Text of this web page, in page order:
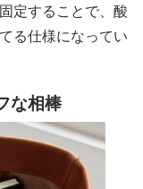
定することで、酸
る仕様になってい
な相棒